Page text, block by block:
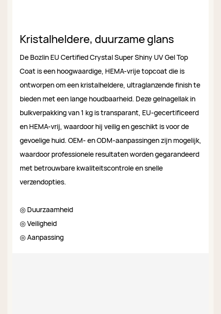
Kristalheldere, duurzame glans
De Bozlin EU Certified Crystal Super Shiny UV Gel Top
Coat is een hoogwaardige, HEMA-vrije topcoat die is
ontworpen om een ​​kristalheldere, ultraglanzende finish te
bieden met een lange houdbaarheid. Deze gelnagellak in
bulkverpakking van 1 kg is transparant, EU-gecertificeerd
en HEMA-vrij, waardoor hij veilig en geschikt is voor de
gevoelige huid. OEM- en ODM-aanpassingen zijn mogelijk,
waardoor professionele resultaten worden gegarandeerd
met betrouwbare kwaliteitscontrole en snelle
verzendopties.
◎ Duurzaamheid
◎ Veiligheid
◎ Aanpassing